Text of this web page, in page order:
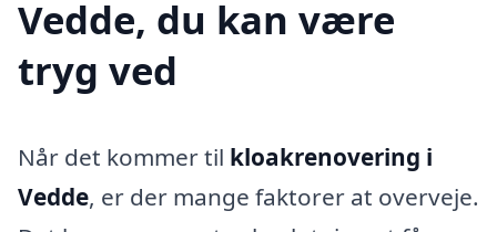
Vedde, du kan være
tryg ved
Når det kommer til kloakrenovering i
Vedde, er der mange faktorer at overveje.